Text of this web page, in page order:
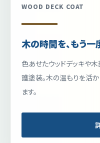
WOOD DECK COAT
木の時間を、もう一
色あせたウッドデッキや
護塗装。木の温もりを活
ます。